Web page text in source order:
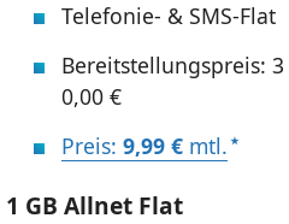
Telefonie- & SMS-Flat
Bereitstellungspreis:
0,00 €
Preis: 9,99 €mtl.
1 GB Allnet Flat